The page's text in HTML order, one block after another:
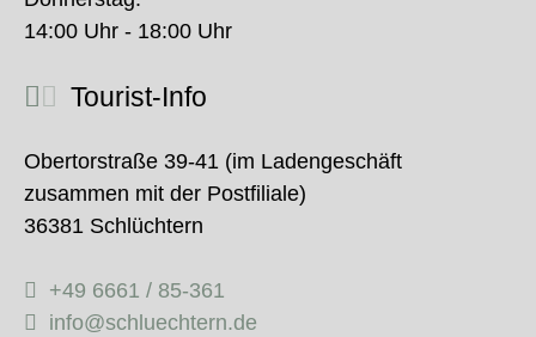
14:00 Uhr - 18:00 Uhr
Tourist-Info
Obertorstraße 39-41 (im Ladengeschäft
zusammen mit der Postfiliale)
36381 Schlüchtern
+49 6661 / 85-361
info@schluechtern.de